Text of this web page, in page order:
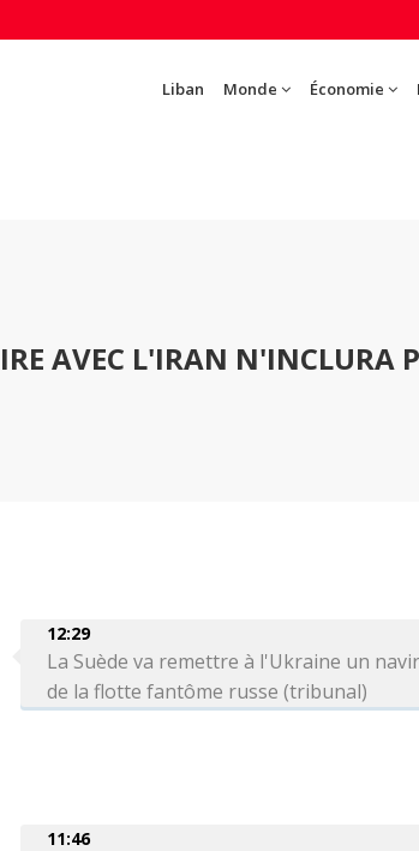
Liban Monde Économie
AVEC L'IRAN N'INCLURA
12:29
La Suède va remettre à l'Ukraine un
de la flotte fantôme russe (tribunal)
11:46